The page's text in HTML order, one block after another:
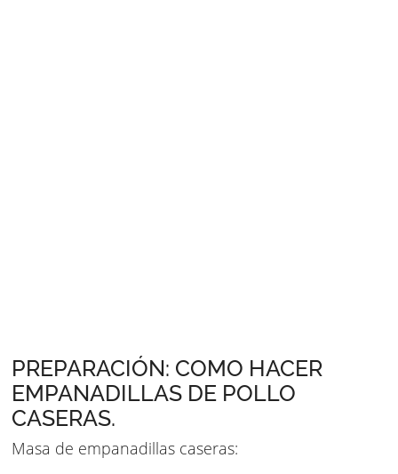
PREPARACIÓN: COMO HACER
EMPANADILLAS DE POLLO
CASERAS.
Masa de empanadillas caseras: